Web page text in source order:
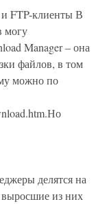
FTP-клиенты В
могу
Manager – она
файлов, в том
можно по
делятся на
из них